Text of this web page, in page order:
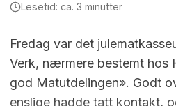
Lesetid: ca. 3 minutter
Fredag var det
Verk, nærmere bestemt hos
god Matutdelingen». Godt
enslige hadde tatt kontakt,